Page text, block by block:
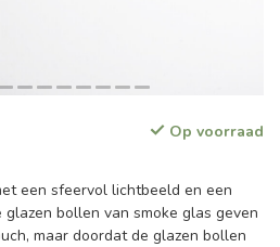
Op voorraad
een sfeervol lichtbeeld en een
bollen van smoke glas geven
maar doordat de glazen bollen